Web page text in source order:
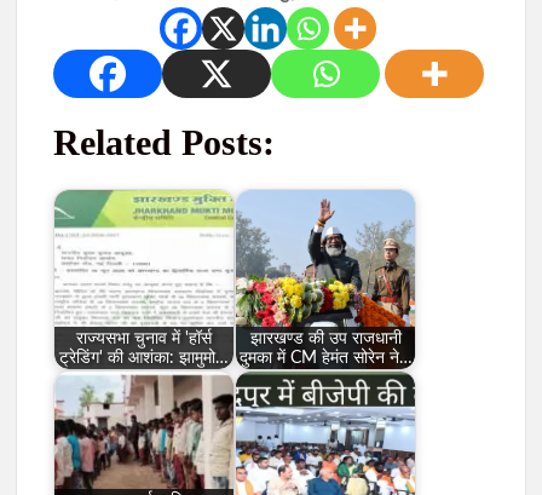
Related Posts:
राज्यसभा चुनाव में 'हॉर्स
ट्रेडिंग' की आशंका: झामुमो…
झारखण्ड की उप राजधानी
दुमका में CM हेमंत सोरेन ने…